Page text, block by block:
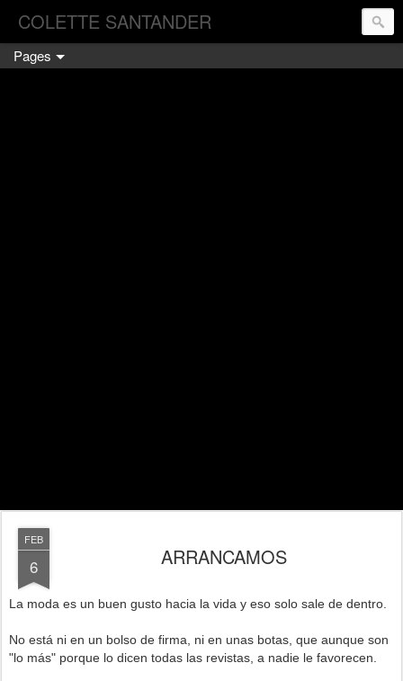
COLETTE SANTANDER
Pages
FEB
6 ARRANCAMOS
La moda es un buen gusto hacia la vida y eso solo sale de dentro.
No está ni en un bolso de firma, ni en unas botas, que aunque son
"lo más" porque lo dicen todas las revistas, a nadie le favorecen.